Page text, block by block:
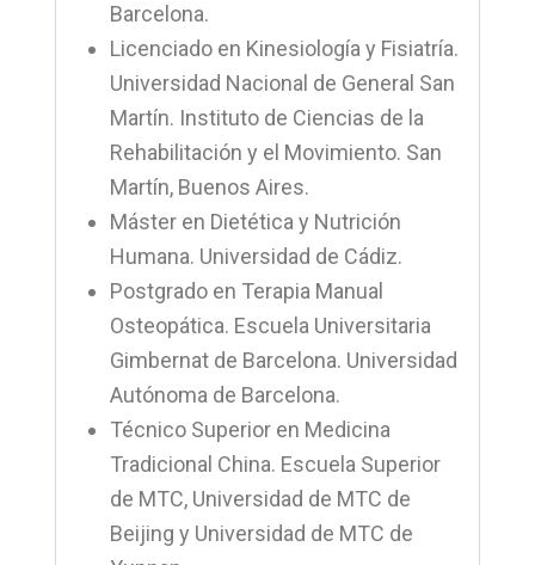
Barcelona.
Licenciado en Kinesiología y Fisiatría.
Universidad Nacional de General San
Martín. Instituto de Ciencias de la
Rehabilitación y el Movimiento. San
Martín, Buenos Aires.
Máster en Dietética y Nutrición
Humana. Universidad de Cádiz.
Postgrado en Terapia Manual
Osteopática. Escuela Universitaria
Gimbernat de Barcelona. Universidad
Autónoma de Barcelona.
Técnico Superior en Medicina
Tradicional China. Escuela Superior
de MTC, Universidad de MTC de
Beijing y Universidad de MTC de